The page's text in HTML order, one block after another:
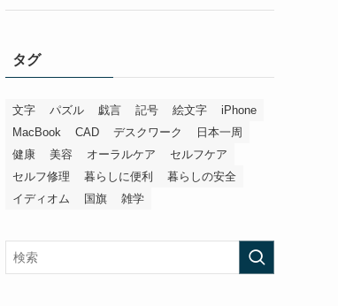
タグ
文字 パズル 戯言 記号 絵文字
iPhone
MacBook
CAD デスクワーク
日本一周
健康
美容 オーラルケア
セルフケア
セルフ修理
暮らしに便利
暮らしの安全
イディオム
国旗 雑学